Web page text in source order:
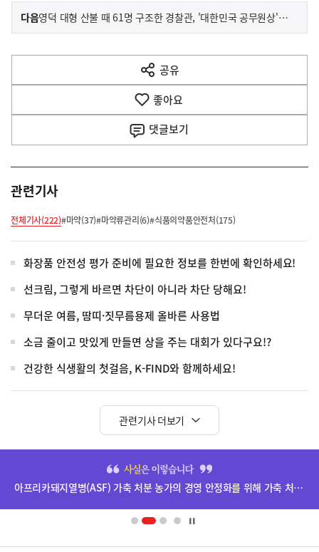
이
전
다
음
다음기
영덕 대형 산불 때 61명 구조한 경찰관, '대한민국 공무원상' 수상
공유
열
기
좋아요
댓글보기
관련기사
전체기사(222)#마약(37)#마약류관리(6)#식품의약품안전처(175)
화장품 안전성 평가 준비에 필요한 정보를 한번에 확인하세요!
선크림, 그렇게 바르면 차단이 아니라 차단 당해요!
무더운 여름, 땀띠·짓무름용제 올바른 사용법
소금 줄이고 맛있게 만들면 상을 주는 대회가 있다구요!?
건강한 식생활의 첫걸음, K-FIND와 함께하세요!
관련기사 더보기
단
영
아프리카돼지열병(ASF) 가축 처분 농가의 경영 안정화를 위해 가축 처분 보상금을 신속하게 지급하겠습니다.